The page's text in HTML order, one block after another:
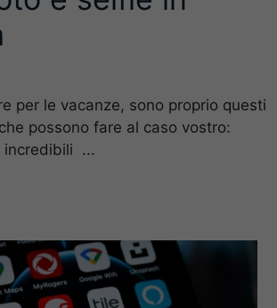
per le vacanze, sono proprio questi
possono fare al caso vostro:
incredibili ...